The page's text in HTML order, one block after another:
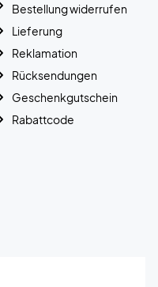
Bestellung widerrufen
Lieferung
Reklamation
Rücksendungen
Geschenkgutschein
Rabattcode